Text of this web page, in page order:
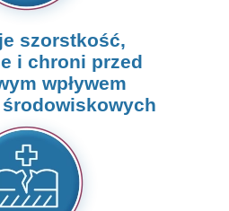
szorstkość,
i chroni przed
wpływem